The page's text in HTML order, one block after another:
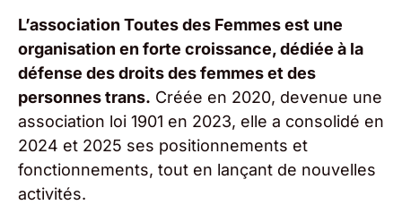
L’association Toutes des Femmes est une
organisation en forte croissance, dédiée à la
défense des droits des femmes et des
personnes trans. Créée en 2020, devenue une
association loi 1901 en 2023, elle a consolidé en
2024 et 2025 ses positionnements et
fonctionnements, tout en lançant de nouvelles
activités.